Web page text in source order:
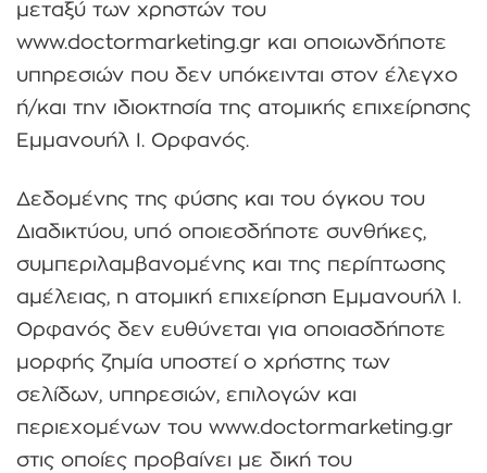
μεταξύ των χρηστών του
www.doctormarketing.gr και οποιωνδήποτε
υπηρεσιών που δεν υπόκεινται στον έλεγχο
ή/και την ιδιοκτησία της ατομικής επιχείρησης
Εμμανουήλ Ι. Ορφανός.
Δεδομένης της φύσης και του όγκου του
Διαδικτύου, υπό οποιεσδήποτε συνθήκες,
συμπεριλαμβανομένης και της περίπτωσης
αμέλειας, η ατομική επιχείρηση Εμμανουήλ Ι.
Ορφανός δεν ευθύνεται για οποιασδήποτε
μορφής ζημία υποστεί ο χρήστης των
σελίδων, υπηρεσιών, επιλογών και
περιεχομένων του www.doctormarketing.gr
στις οποίες προβαίνει με δική του